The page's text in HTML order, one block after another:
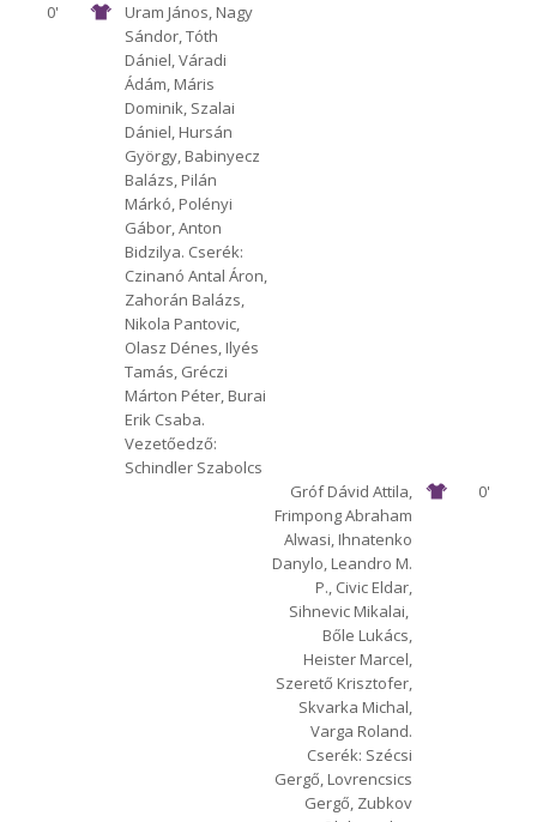
1912 Előre
0'
Uram János, Nagy
Sándor, Tóth
Dániel, Váradi
Ádám, Máris
Dominik, Szalai
Dániel, Hursán
György, Babinyecz
Balázs, Pilán
Márkó, Polényi
Gábor, Anton
Bidzilya. Cserék:
Czinanó Antal Áron,
Zahorán Balázs,
Nikola Pantovic,
Olasz Dénes, Ilyés
Tamás, Gréczi
Márton Péter, Burai
Erik Csaba.
Vezetőedző:
Schindler Szabolcs
0'
Gróf Dávid Attila,
Frimpong Abraham
Alwasi, Ihnatenko
Danylo, Leandro M.
P., Civic Eldar,
Sihnevic Mikalai,
Bőle Lukács,
Heister Marcel,
Szerető Krisztofer,
Skvarka Michal,
Varga Roland.
Cserék: Szécsi
Gergő, Lovrencsics
Gergő, Zubkov